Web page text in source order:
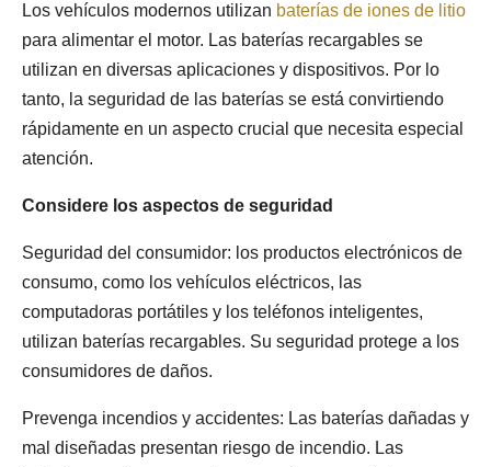
Los vehículos modernos utilizan baterías de iones de litio
para alimentar el motor. Las baterías recargables se
utilizan en diversas aplicaciones y dispositivos. Por lo
tanto, la seguridad de las baterías se está convirtiendo
rápidamente en un aspecto crucial que necesita especial
atención.
Considere los aspectos de seguridad
Seguridad del consumidor: los productos electrónicos de
consumo, como los vehículos eléctricos, las
computadoras portátiles y los teléfonos inteligentes,
utilizan baterías recargables. Su seguridad protege a los
consumidores de daños.
Prevenga incendios y accidentes: Las baterías dañadas y
mal diseñadas presentan riesgo de incendio. Las